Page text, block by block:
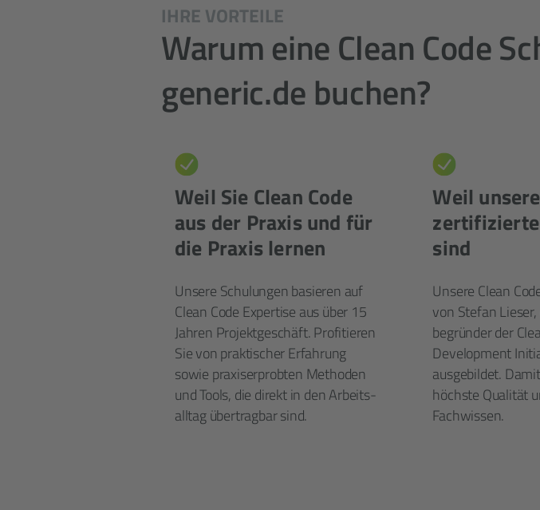
IHRE VORTEILE
Warum eine Clean Code
generic.de buchen?
Weil Sie Clean Code
aus der Praxis und für
die Praxis lernen
Unsere Schulungen basieren auf
Clean Code Expertise aus über 15
Jahren Projekt­geschäft. Profitieren
Sie von praktischer Erfahrung
sowie praxis­erprobten Methoden
und Tools, die direkt in den Arbeits­
alltag übertragbar sind.
Weil
sind
Unsere Clean
von Stefan
begründer der
Development
ausgebildet.
höchste Qualität
Fachwissen.